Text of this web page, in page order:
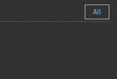
All